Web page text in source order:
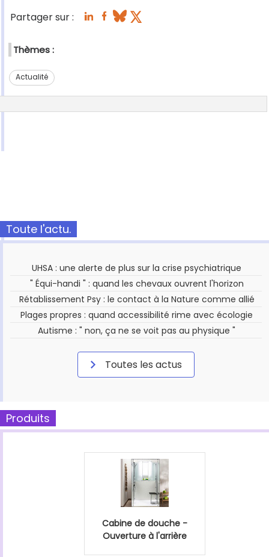
Partager sur :
Thèmes :
Actualité
Toute l'actu.
UHSA : une alerte de plus sur la crise psychiatrique
" Équi-handi " : quand les chevaux ouvrent l'horizon
Rétablissement Psy : le contact à la Nature comme allié
Plages propres : quand accessibilité rime avec écologie
Autisme : " non, ça ne se voit pas au physique "
Toutes les actus
Produits
Cabine de douche -
Ouverture à l'arrière